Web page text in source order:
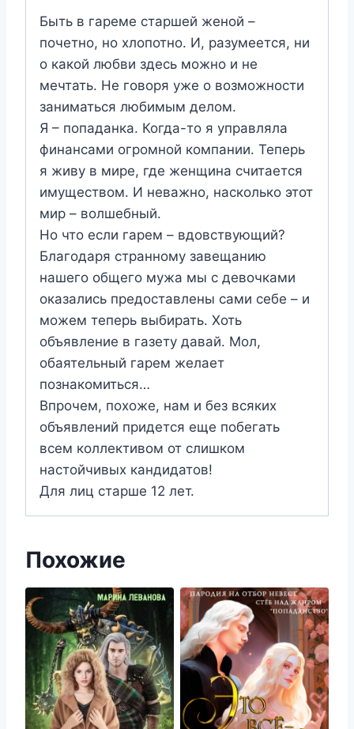
Быть в гареме старшей женой –
почетно, но хлопотно. И, разумеется, ни
о какой любви здесь можно и не
мечтать. Не говоря уже о возможности
заниматься любимым делом.
Я – попаданка. Когда-то я управляла
финансами огромной компании. Теперь
я живу в мире, где женщина считается
имуществом. И неважно, насколько этот
мир – волшебный.
Но что если гарем – вдовствующий?
Благодаря странному завещанию
нашего общего мужа мы с девочками
оказались предоставлены сами себе – и
можем теперь выбирать. Хоть
объявление в газету давай. Мол,
обаятельный гарем желает
познакомиться…
Впрочем, похоже, нам и без всяких
объявлений придется еще побегать
всем коллективом от слишком
настойчивых кандидатов!
Для лиц старше 12 лет.
Похожие